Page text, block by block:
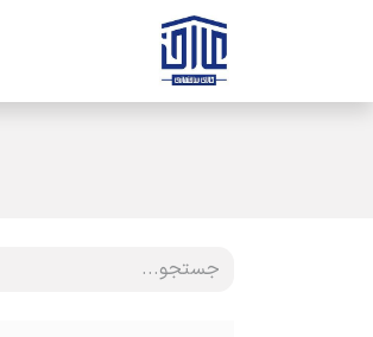
صرف نظر و مشاهده محتوا